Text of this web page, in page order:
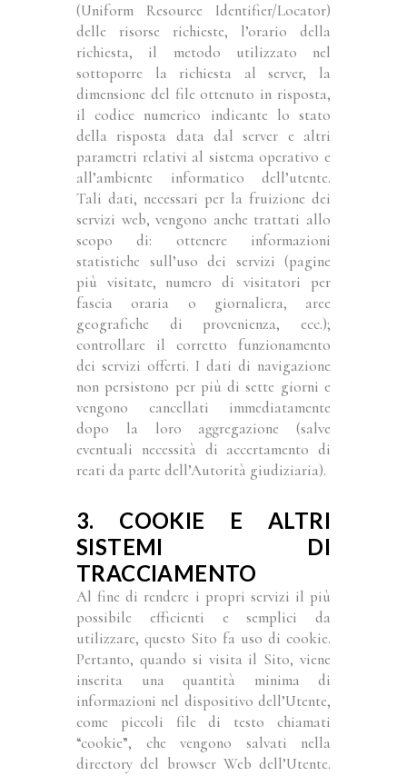
(Uniform Resource Identifier/Locator)
delle risorse richieste, l’orario della
richiesta, il metodo utilizzato nel
sottoporre la richiesta al server, la
dimensione del file ottenuto in risposta,
il codice numerico indicante lo stato
della risposta data dal server e altri
parametri relativi al sistema operativo e
all’ambiente informatico dell’utente.
Tali dati, necessari per la fruizione dei
servizi web, vengono anche trattati allo
scopo di: ottenere informazioni
statistiche sull’uso dei servizi (pagine
più visitate, numero di visitatori per
fascia oraria o giornaliera, aree
geografiche di provenienza, ecc.);
controllare il corretto funzionamento
dei servizi offerti. I dati di navigazione
non persistono per più di sette giorni e
vengono cancellati immediatamente
dopo la loro aggregazione (salve
eventuali necessità di accertamento di
reati da parte dell’Autorità giudiziaria).
3. COOKIE E ALTRI
SISTEMI DI
TRACCIAMENTO
Al fine di rendere i propri servizi il più
possibile efficienti e semplici da
utilizzare, questo Sito fa uso di cookie.
Pertanto, quando si visita il Sito, viene
inserita una quantità minima di
informazioni nel dispositivo dell’Utente,
come piccoli file di testo chiamati
“cookie”, che vengono salvati nella
directory del browser Web dell’Utente.